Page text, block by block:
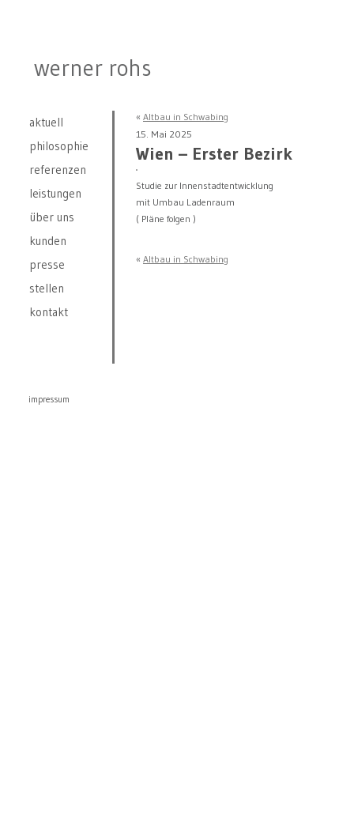
werner rohs
aktuell
philosophie
referenzen
leistungen
über uns
kunden
presse
stellen
kontakt
« Altbau in Schwabing
15. Mai 2025
Wien – Erster Bezirk
Studie zur Innenstadtentwicklung
mit Umbau Ladenraum
( Pläne folgen )
« Altbau in Schwabing
impressum